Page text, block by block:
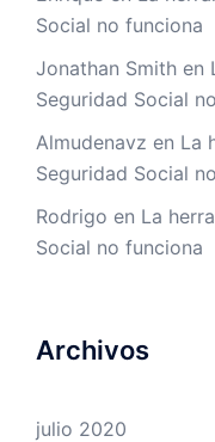
Social no funciona
Jonathan Smith en
Seguridad Social
Almudenavz en La
Seguridad Social
Rodrigo en La
Social no funciona
Archivos
julio 2020